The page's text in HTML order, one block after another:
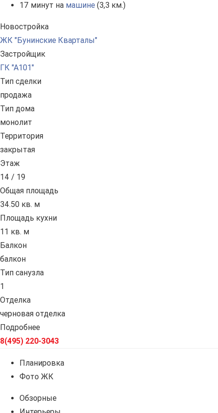
17 минут на машине (3,3 км.)
Новостройка
ЖК "Бунинские Кварталы"
Застройщик
ГК "А101"
Тип сделки
продажа
Тип дома
монолит
Территория
закрытая
Этаж
14 / 19
Общая площадь
34.50 кв. м
Площадь кухни
11 кв. м
Балкон
балкон
Тип санузла
1
Отделка
черновая отделка
Подробнее
8(495) 220-3043
Планировка
Фото ЖК
Обзорные